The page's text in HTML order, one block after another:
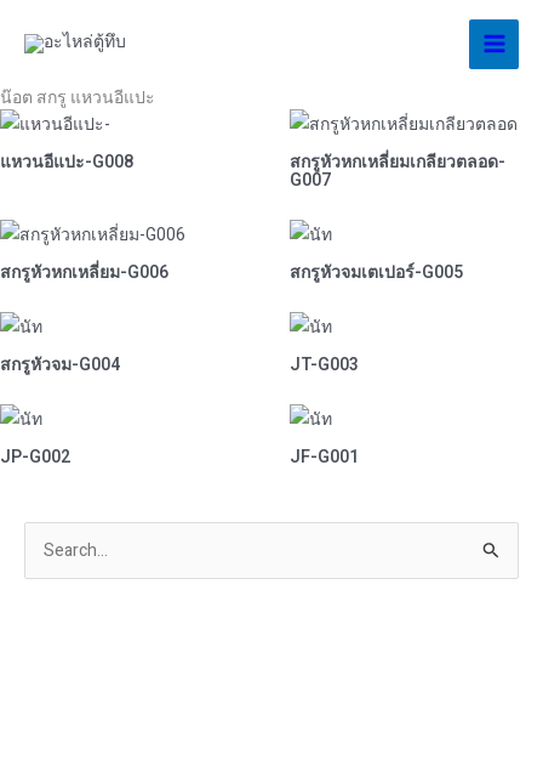
น๊อต สกรู แหวนอีแปะ
แหวนอีแปะ-G008 สกรูหัวหกเหลี่ยมเกลียวตลอด-
G007
สกรูหัวหกเหลี่ยม-G006 สกรูหัวจมเตเปอร์-G005
สกรูหัวจม-G004 JT-G003
JP-G002 JF-G001
e